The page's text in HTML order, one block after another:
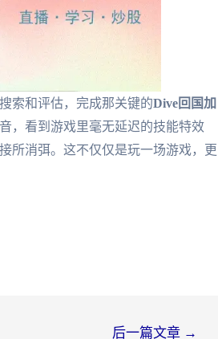
索和评估，完成那关键的Dive回国加
，看到游戏里毫无延迟的技能特效
所消弭。这不仅仅是玩一场游戏，更
后一篇文章 →